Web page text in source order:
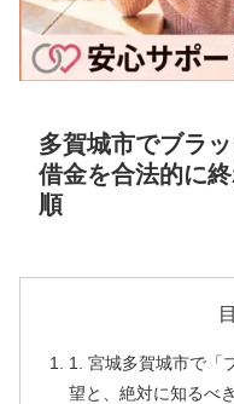
多賀城市でブラ
借金を合法的に
順
1. 宮城多賀城市で「
望と、絶対に知るべ